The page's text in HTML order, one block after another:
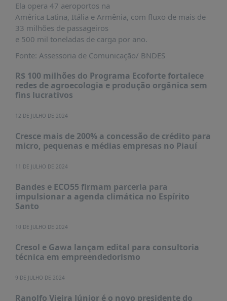
Ela opera 47 aeroportos na
América Latina, Itália e Armênia, com fluxo de mais de
33 milhões de passageiros
e 500 mil toneladas de carga por ano.
Fonte: Assessoria de Comunicação/ BNDES
R$ 100 milhões do Programa Ecoforte fortalece
redes de agroecologia e produção orgânica sem
fins lucrativos
12 DE JULHO DE 2024
Cresce mais de 200% a concessão de crédito para
micro, pequenas e médias empresas no Piauí
11 DE JULHO DE 2024
Bandes e ECO55 firmam parceria para
impulsionar a agenda climática no Espírito
Santo
10 DE JULHO DE 2024
Cresol e Gawa lançam edital para consultoria
técnica em empreendedorismo
9 DE JULHO DE 2024
Ranolfo Vieira Júnior é o novo presidente do